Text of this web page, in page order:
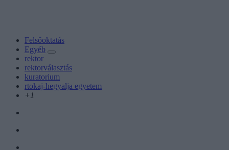
Felsőoktatás
Egyéb
rektor
rektorválasztás
kuratorium
rtokaj-hegyalja egyetem
+1